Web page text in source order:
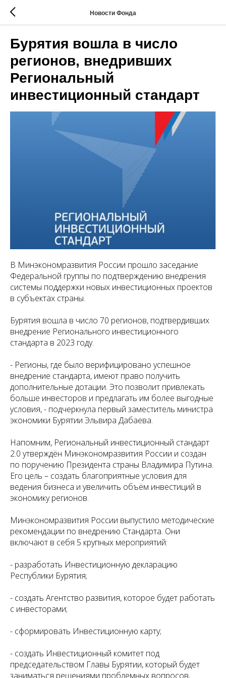
Новости Фонда
Бурятия вошла в число
регионов, внедривших
Региональный
инвестиционный стандарт
В Минэкономразвития России прошло заседание
Федеральной группы по подтверждению внедрения
системы поддержки новых инвестиционных проектов
в субъектах страны.
Бурятия вошла в число 70 регионов, подтвердивших
внедрение Регионального инвестиционного
стандарта в 2023 году.
- Регионы, где было верифицировано успешное
внедрение стандарта, имеют право получить
дополнительные дотации. Это позволит привлекать
больше инвесторов и предлагать им более выгодные
условия, - подчеркнула первый заместитель министра
экономики Бурятии Эльвира Дабаева.
Напомним, Региональный инвестиционный стандарт
2.0 утверждён Минэкономразвития России и создан
по поручению Президента страны Владимира Путина.
Его цель – создать благоприятные условия для
ведения бизнеса и увеличить объём инвестиций в
экономику регионов.
Минэкономразвития России выпустило методические
рекомендации по внедрению Стандарта. Они
включают в себя 5 крупных мероприятий:
- разработать Инвестиционную декларацию
Республики Бурятия;
- создать Агентство развития, которое будет работать
с инвесторами;
- сформировать Инвестиционную карту;
- создать Инвестиционный комитет под
председательством Главы Бурятии, который будет
заниматься решениями проблемных вопросов,